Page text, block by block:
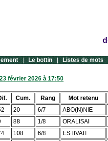
| Le bottin | Listes de mots
février 2026 à 17:50
Cum. Rang Mot retenu
20 6/7 ABO(N)NIE
88 1/8 ORALISAI
108 6/8 ESTIVAIT